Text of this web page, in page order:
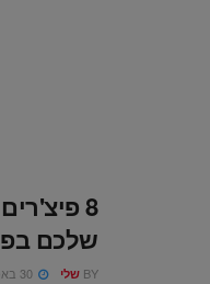
8
שלכם
BY שלי